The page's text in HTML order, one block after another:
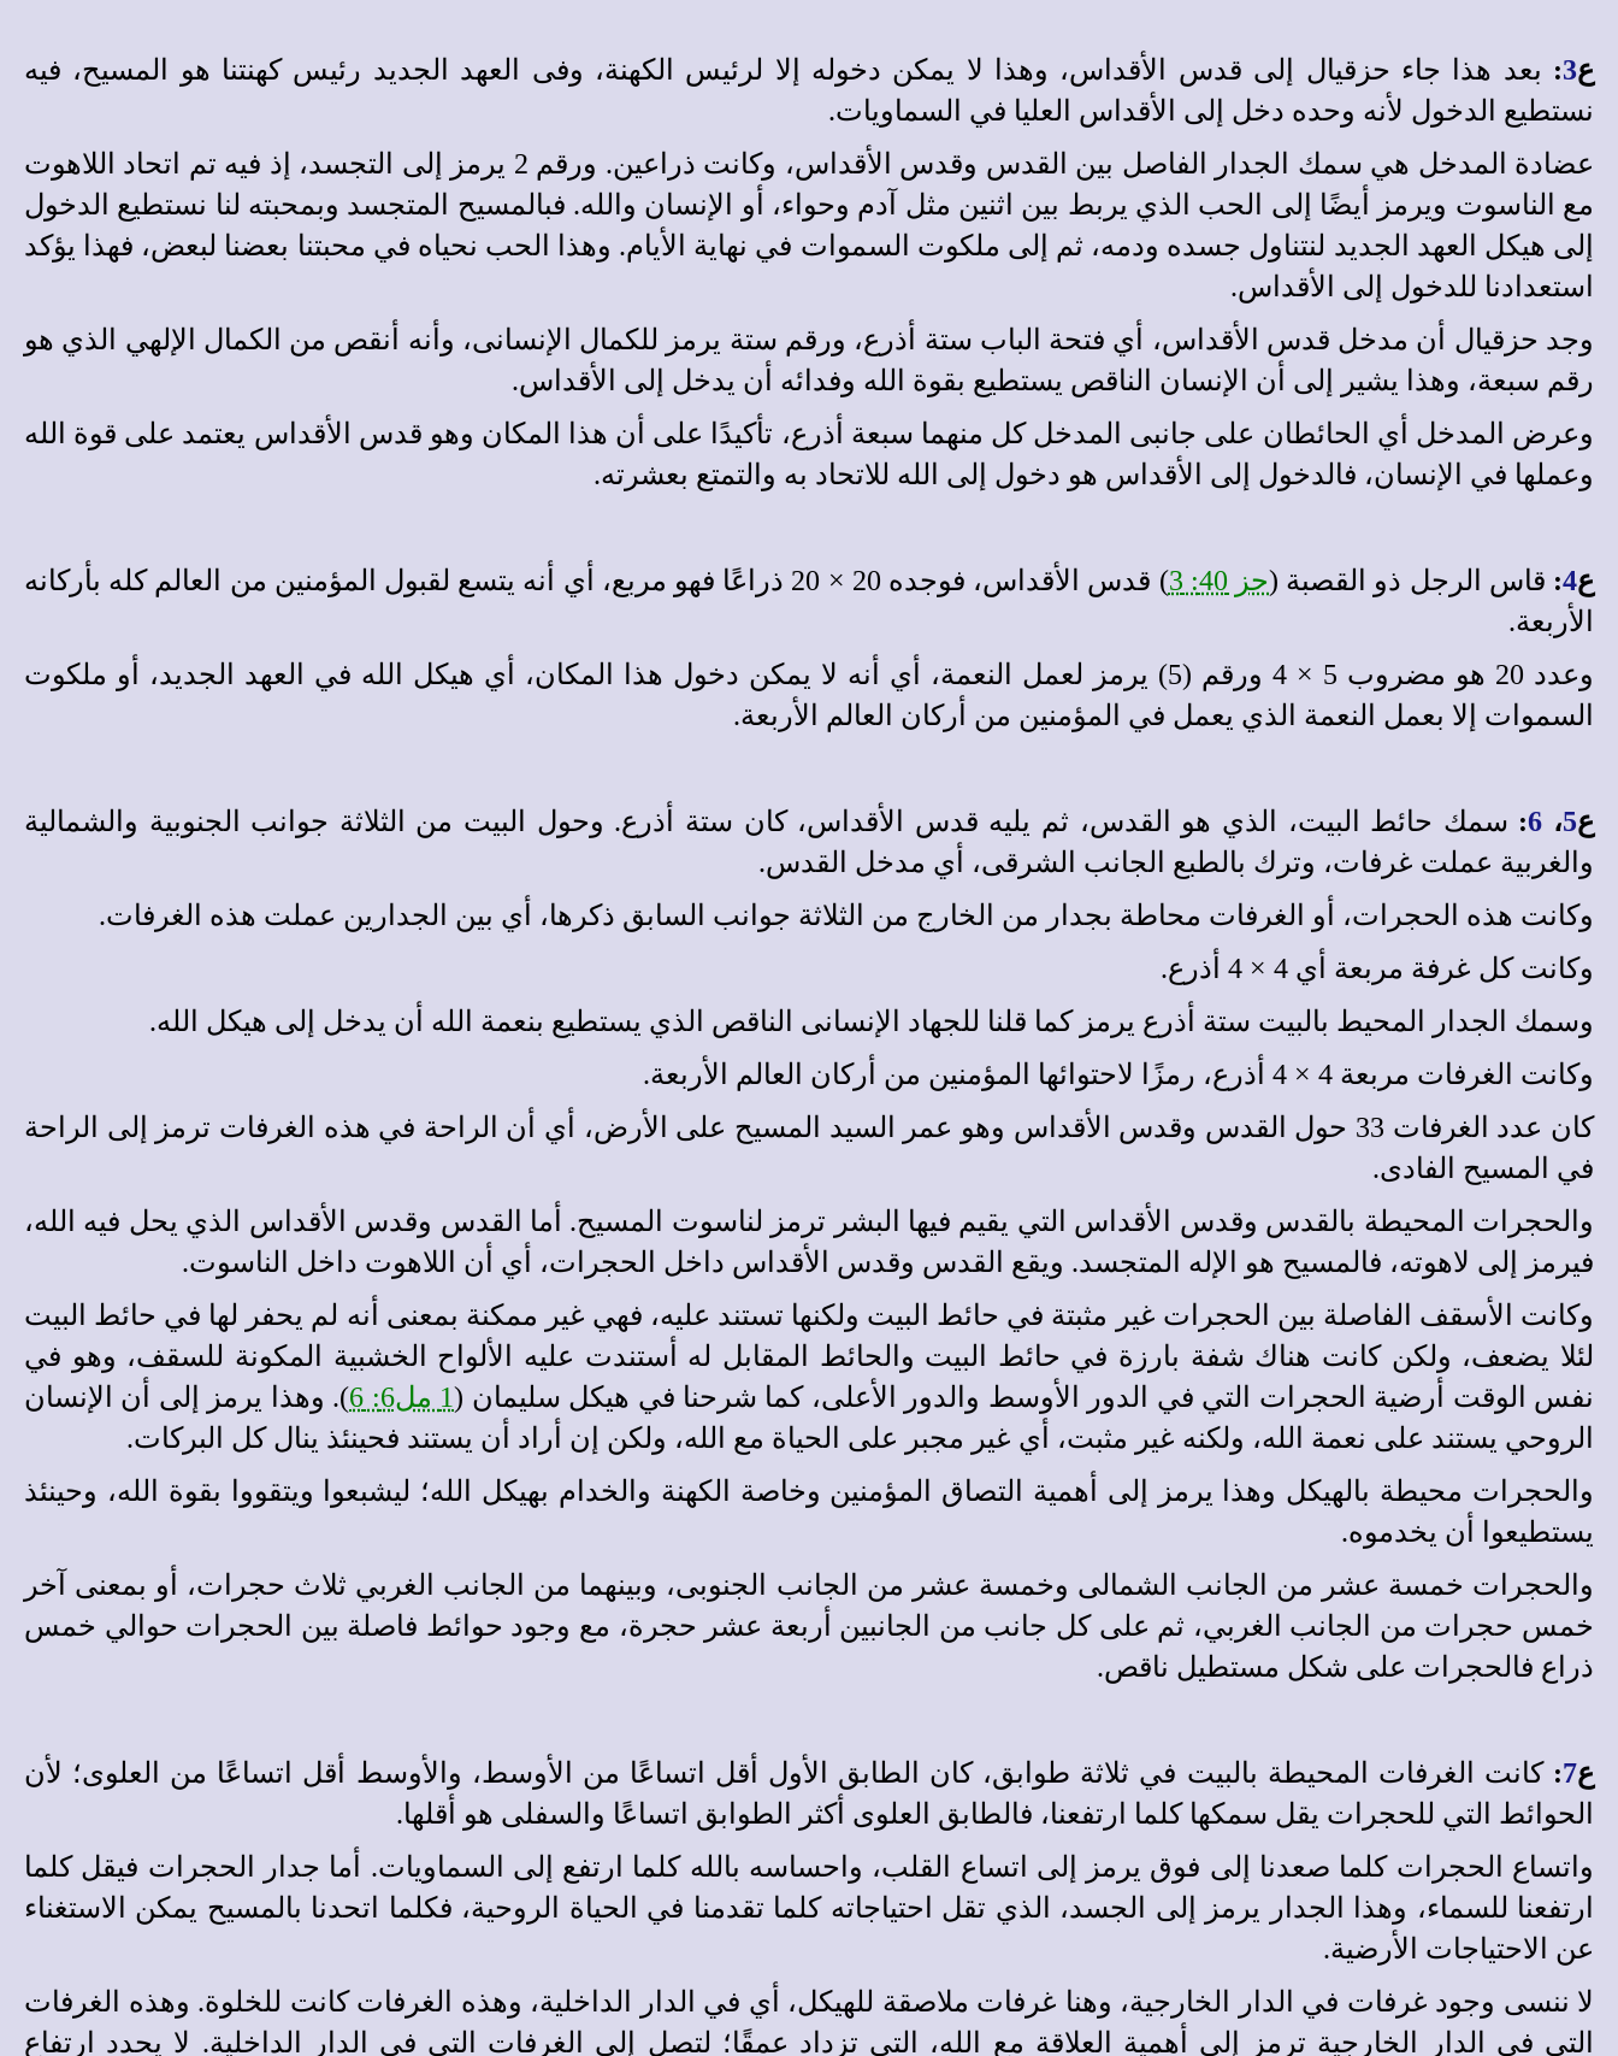
ع3
: بعد هذا جاء حزقيال إلى قدس الأقداس، وهذا لا يمكن دخوله إلا لرئيس الكهنة، وفى العهد الجديد رئيس كهنتنا هو المسيح، فيه
نستطيع الدخول لأنه وحده دخل إلى الأقداس العليا في السماويات.
عضادة المدخل هي سمك الجدار الفاصل بين القدس وقدس الأقداس، وكانت ذراعين. ورقم 2 يرمز إلى التجسد، إذ فيه تم اتحاد اللاهوت
مع الناسوت ويرمز أيضًا إلى الحب الذي يربط بين اثنين مثل آدم وحواء، أو الإنسان والله. فبالمسيح المتجسد وبمحبته لنا نستطيع الدخول
إلى هيكل العهد الجديد لنتناول جسده ودمه، ثم إلى ملكوت السموات في نهاية الأيام. وهذا الحب نحياه في محبتنا بعضنا لبعض، فهذا يؤكد
استعدادنا للدخول إلى الأقداس.
وجد حزقيال أن مدخل قدس الأقداس، أي فتحة الباب ستة أذرع، ورقم ستة يرمز للكمال الإنسانى، وأنه أنقص من الكمال الإلهي الذي هو
رقم سبعة، وهذا يشير إلى أن الإنسان الناقص يستطيع بقوة الله وفدائه أن يدخل إلى الأقداس.
وعرض المدخل أي الحائطان على جانبى المدخل كل منهما سبعة أذرع، تأكيدًا على أن هذا المكان وهو قدس الأقداس يعتمد على قوة الله
وعملها في الإنسان، فالدخول إلى الأقداس هو دخول إلى الله للاتحاد به والتمتع بعشرته.
ع4
: قاس الرجل ذو القصبة (حز 40: 3
) قدس الأقداس، فوجده 20 × 20 ذراعًا فهو مربع، أي أنه يتسع لقبول المؤمنين من العالم كله بأركانه
الأربعة.
وعدد 20 هو مضروب 5 × 4 ورقم (5) يرمز لعمل النعمة، أي أنه لا يمكن دخول هذا المكان، أي هيكل الله في العهد الجديد، أو ملكوت
السموات إلا بعمل النعمة الذي يعمل في المؤمنين من أركان العالم الأربعة.
ع5، 6
: سمك حائط البيت، الذي هو القدس، ثم يليه قدس الأقداس، كان ستة أذرع. وحول البيت من الثلاثة جوانب الجنوبية والشمالية
والغربية عملت غرفات، وترك بالطبع الجانب الشرقى، أي مدخل القدس.
وكانت هذه الحجرات، أو الغرفات محاطة بجدار من الخارج من الثلاثة جوانب السابق ذكرها، أي بين الجدارين عملت هذه الغرفات.
وكانت كل غرفة مربعة أي 4 × 4 أذرع.
وسمك الجدار المحيط بالبيت ستة أذرع يرمز كما قلنا للجهاد الإنسانى الناقص الذي يستطيع بنعمة الله أن يدخل إلى هيكل الله.
وكانت الغرفات مربعة 4 × 4 أذرع، رمزًا لاحتوائها المؤمنين من أركان العالم الأربعة.
كان عدد الغرفات 33 حول القدس وقدس الأقداس وهو عمر السيد المسيح على الأرض، أي أن الراحة في هذه الغرفات ترمز إلى الراحة
في المسيح الفادى.
والحجرات المحيطة بالقدس وقدس الأقداس التي يقيم فيها البشر ترمز لناسوت المسيح. أما القدس وقدس الأقداس الذي يحل فيه الله،
فيرمز إلى لاهوته، فالمسيح هو الإله المتجسد. ويقع القدس وقدس الأقداس داخل الحجرات، أي أن اللاهوت داخل الناسوت.
وكانت الأسقف الفاصلة بين الحجرات غير مثبتة في حائط البيت ولكنها تستند عليه، فهي غير ممكنة بمعنى أنه لم يحفر لها في حائط البيت
لئلا يضعف، ولكن كانت هناك شفة بارزة في حائط البيت والحائط المقابل له أستندت عليه الألواح الخشبية المكونة للسقف، وهو في
نفس الوقت أرضية الحجرات التي في الدور الأوسط والدور الأعلى، كما شرحنا في هيكل سليمان (1 مل6: 6
). وهذا يرمز إلى أن الإنسان
الروحي يستند على نعمة الله، ولكنه غير مثبت، أي غير مجبر على الحياة مع الله، ولكن إن أراد أن يستند فحينئذ ينال كل البركات.
والحجرات محيطة بالهيكل وهذا يرمز إلى أهمية التصاق المؤمنين وخاصة الكهنة والخدام بهيكل الله؛ ليشبعوا ويتقووا بقوة الله، وحينئذ
يستطيعوا أن يخدموه.
والحجرات خمسة عشر من الجانب الشمالى وخمسة عشر من الجانب الجنوبى، وبينهما من الجانب الغربي ثلاث حجرات، أو بمعنى آخر
خمس حجرات من الجانب الغربي، ثم على كل جانب من الجانبين أربعة عشر حجرة، مع وجود حوائط فاصلة بين الحجرات حوالي خمس
ذراع فالحجرات على شكل مستطيل ناقص.
ع7
: كانت الغرفات المحيطة بالبيت في ثلاثة طوابق، كان الطابق الأول أقل اتساعًا من الأوسط، والأوسط أقل اتساعًا من العلوى؛ لأن
الحوائط التي للحجرات يقل سمكها كلما ارتفعنا، فالطابق العلوى أكثر الطوابق اتساعًا والسفلى هو أقلها.
واتساع الحجرات كلما صعدنا إلى فوق يرمز إلى اتساع القلب، واحساسه بالله كلما ارتفع إلى السماويات. أما جدار الحجرات فيقل كلما
ارتفعنا للسماء، وهذا الجدار يرمز إلى الجسد، الذي تقل احتياجاته كلما تقدمنا في الحياة الروحية، فكلما اتحدنا بالمسيح يمكن الاستغناء
عن الاحتياجات الأرضية.
لا ننسى وجود غرفات في الدار الخارجية، وهنا غرفات ملاصقة للهيكل، أي في الدار الداخلية، وهذه الغرفات كانت للخلوة. وهذه الغرفات
التي في الدار الخارجية ترمز إلى أهمية العلاقة مع الله، التي تزداد عمقًا؛ لتصل إلى الغرفات التي في الدار الداخلية. لا يحدد ارتفاع